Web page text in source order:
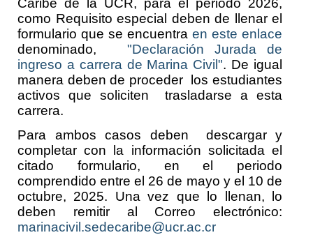
Caribe de la UCR, para el periodo 2026,
como Requisito especial deben de llenar el
formulario que se encuentra en este enlace
denominado,"Declaración Jurada de
ingreso a carrera de Marina Civil". De igual
manera deben de proceder los estudiantes
activos que soliciten trasladarse a esta
carrera.
Para ambos casos deben descargar y
completar con la información solicitada el
citado formulario, en el periodo
comprendido entre el 26 de mayo y el 10 de
octubre, 2025. Una vez que lo llenan, lo
deben remitir al Correo electrónico:
marinacivil.sedecaribe@ucr.ac.cr